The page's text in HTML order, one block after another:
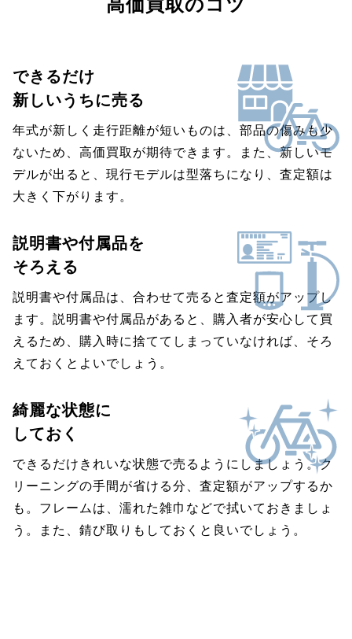
できるだけ
新しいうちに売る
年式が新しく走行距離が短いものは、部品の傷みも少
ないため、高価買取が期待できます。また、新しいモ
デルが出ると、現行モデルは型落ちになり、査定額は
大きく下がります。
説明書や付属品を
そろえる
説明書や付属品は、合わせて売ると査定額がアップし
ます。説明書や付属品があると、購入者が安心して買
えるため、購入時に捨ててしまっていなければ、そろ
えておくとよいでしょう。
綺麗な状態に
しておく
できるだけきれいな状態で売るようにしましょう。ク
リーニングの手間が省ける分、査定額がアップするか
も。フレームは、濡れた雑巾などで拭いておきましょ
う。また、錆び取りもしておくと良いでしょう。